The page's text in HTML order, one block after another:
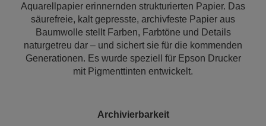
Aquarellpapier erinnernden strukturierten Papier. Das
säurefreie, kalt gepresste, archivfeste Papier aus
Baumwolle stellt Farben, Farbtöne und Details
naturgetreu dar – und sichert sie für die kommenden
Generationen. Es wurde speziell für Epson Drucker
mit Pigmenttinten entwickelt.
Archivierbarkeit